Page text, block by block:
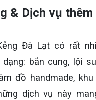
& Dịch vụ thêm
Đà Lạt có rất
bắn cung, lội
đồ handmade,
dịch vụ này